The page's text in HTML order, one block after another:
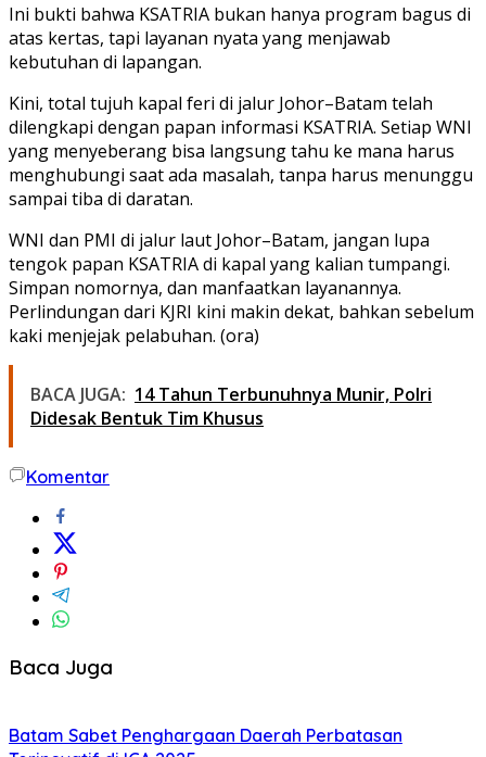
Ini bukti bahwa KSATRIA bukan hanya program bagus di
atas kertas, tapi layanan nyata yang menjawab
kebutuhan di lapangan.
Kini, total tujuh kapal feri di jalur Johor–Batam telah
dilengkapi dengan papan informasi KSATRIA. Setiap WNI
yang menyeberang bisa langsung tahu ke mana harus
menghubungi saat ada masalah, tanpa harus menunggu
sampai tiba di daratan.
WNI dan PMI di jalur laut Johor–Batam, jangan lupa
tengok papan KSATRIA di kapal yang kalian tumpangi.
Simpan nomornya, dan manfaatkan layanannya.
Perlindungan dari KJRI kini makin dekat, bahkan sebelum
kaki menjejak pelabuhan. (ora)
BACA JUGA: 14 Tahun Terbunuhnya Munir, Polri
Didesak Bentuk Tim Khusus
Komentar
Baca Juga
Batam Sabet Penghargaan Daerah Perbatasan